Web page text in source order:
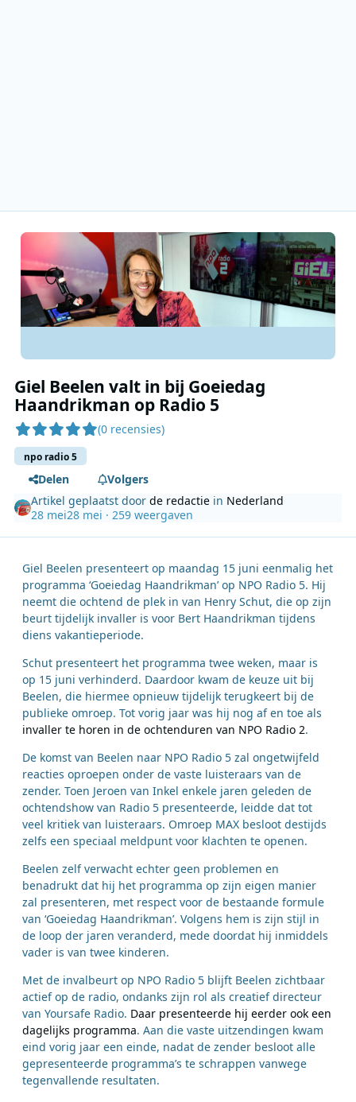
Giel Beelen valt in bij Goeiedag
Haandrikman op Radio 5
(0 recensies)
npo radio 5
Delen
Volgers
Artikel geplaatst doorde redactie in Nederland
28 mei28 mei · 259 weergaven
Giel Beelen presenteert op maandag 15 juni eenmalig het
programma ‘Goeiedag Haandrikman’ op NPO Radio 5. Hij
neemt die ochtend de plek in van Henry Schut, die op zijn
beurt tijdelijk invaller is voor Bert Haandrikman tijdens
diens vakantieperiode.
Schut presenteert het programma twee weken, maar is
op 15 juni verhinderd. Daardoor kwam de keuze uit bij
Beelen, die hiermee opnieuw tijdelijk terugkeert bij de
publieke omroep. Tot vorig jaar was hij nog af en toe als
invaller te horen in de ochtenduren van NPO Radio 2.
De komst van Beelen naar NPO Radio 5 zal ongetwijfeld
reacties oproepen onder de vaste luisteraars van de
zender. Toen Jeroen van Inkel enkele jaren geleden de
ochtendshow van Radio 5 presenteerde, leidde dat tot
veel kritiek van luisteraars. Omroep MAX besloot destijds
zelfs een speciaal meldpunt voor klachten te openen.
Beelen zelf verwacht echter geen problemen en
benadrukt dat hij het programma op zijn eigen manier
zal presenteren, met respect voor de bestaande formule
van ‘Goeiedag Haandrikman’. Volgens hem is zijn stijl in
de loop der jaren veranderd, mede doordat hij inmiddels
vader is van twee kinderen.
Met de invalbeurt op NPO Radio 5 blijft Beelen zichtbaar
actief op de radio, ondanks zijn rol als creatief directeur
van Yoursafe Radio. Daar presenteerde hij eerder ook een
dagelijks programma. Aan die vaste uitzendingen kwam
eind vorig jaar een einde, nadat de zender besloot alle
gepresenteerde programma’s te schrappen vanwege
tegenvallende resultaten.